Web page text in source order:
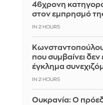
46χρονη
στον εμπρησμό
IN 2 HOURS
Κωνσταντοπούλου
που συμβαίνει δεν
έγκλημα
IN 2 HOURS
Ουκρανία: Ο